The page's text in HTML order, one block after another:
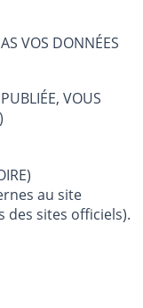
VOS DONNÉES
VOUS
au site
des sites officiels).